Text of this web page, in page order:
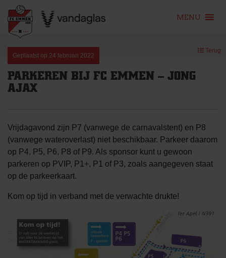
content
MENU
Geplaatst op 24 februari 2022
Terug
PARKEREN BIJ FC EMMEN – JONG
AJAX
Vrijdagavond zijn P7 (vanwege de carnavalstent) en P8
(vanwege wateroverlast) niet beschikbaar. Parkeer daarom
op P4, P5, P6, P8 of P9. Als sponsor kunt u gewoon
parkeren op PVIP, P1+, P1 of P3, zoals aangegeven staat
op de parkeerkaart.
Kom op tijd in verband met de verwachte drukte!